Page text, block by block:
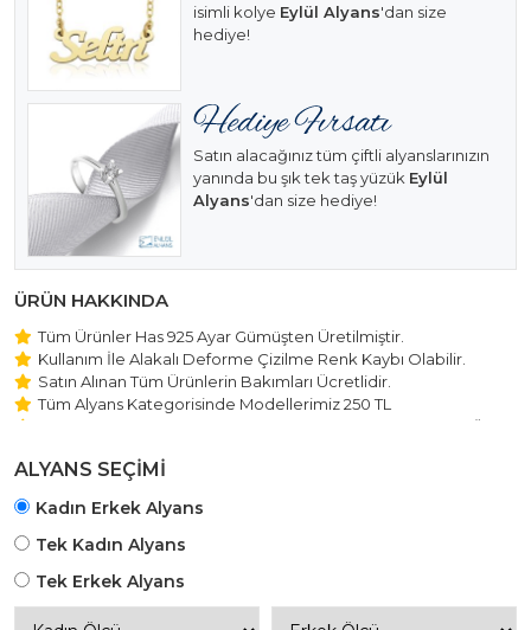
isimli kolye Eylül Alyans'dan size
hediye!
Satın alacağınız tüm çiftli alyanslarınızın
yanında bu şık tek taş yüzük Eylül
Alyans'dan size hediye!
ÜRÜN HAKKINDA
Tüm Ürünler Has 925 Ayar Gümüşten Üretilmiştir.
Kullanım İle Alakalı Deforme Çizilme Renk Kaybı Olabilir.
Satın Alınan Tüm Ürünlerin Bakımları Ücretlidir.
Tüm Alyans Kategorisinde Modellerimiz 250 TL
Beştaş Tektaş Kolye ve Bileklik Modellerimiz 150 TL Sabit Ücret
ALYANS SEÇİMİ
Kadın Erkek Alyans
Tek Kadın Alyans
Tek Erkek Alyans